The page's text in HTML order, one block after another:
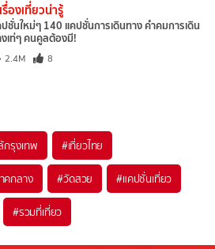
รื่องเที่ยวน่ารู้
ชั่นใหม่ๆ 140 แคปชั่นการเดินทาง คำคมการเดิน
เท่ๆ คนคูลต้องมี!
2.4M 8
กรุงเทพ #เที่ยวไทย
คกลาง #วัดสวย #แคปชั่นเที่ยว
#รวมที่เที่ยว